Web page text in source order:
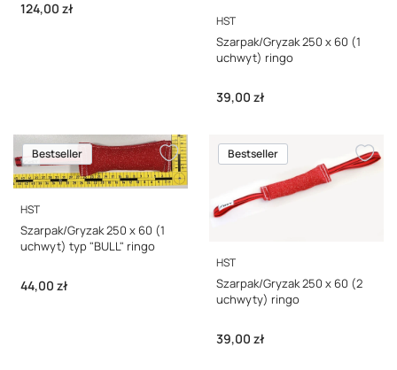
Cena
124,00 zł
PRODUCENT
HST
Szarpak/Gryzak 250 x 60 (1
uchwyt) ringo
Cena
39,00 zł
Bestseller
PRODUCENT
HST
Szarpak/Gryzak 250 x 60 (1
uchwyt) typ "BULL" ringo
Cena
44,00 zł
Bestseller
PRODUCENT
HST
Szarpak/Gryzak 250 x 60 (2
uchwyty) ringo
Cena
39,00 zł